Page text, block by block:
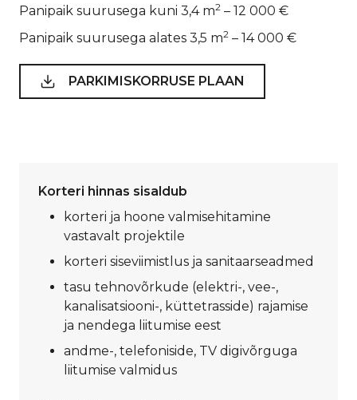
Panipaik suurusega kuni 3,4 m2 – 12 000 €
Panipaik suurusega alates 3,5 m2 – 14 000 €
PARKIMISKORRUSE PLAAN
Korteri hinnas sisaldub
korteri ja hoone valmisehitamine
vastavalt projektile
korteri siseviimistlus ja sanitaarseadmed
tasu tehnovõrkude (elektri-, vee-,
kanalisatsiooni-, küttetrasside) rajamise
ja nendega liitumise eest
andme-, telefoniside, TV digivõrguga
liitumise valmidus